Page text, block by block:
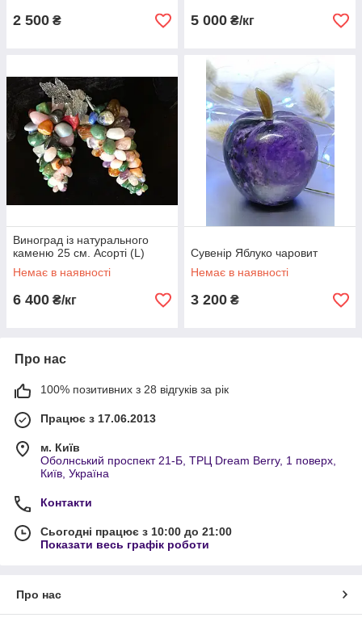
2 500 ₴ 5 000 ₴/кг
Виноград із натурального
каменю 25 см. Асорті (L)
Немає в наявності
6 400 ₴/кг
Сувенір Яблуко чаровит
Немає в наявності
3 200 ₴
Про нас
100% позитивних з 28 відгуків за рік
Працює з 17.06.2013
м. Київ
Оболнський проспект 21-Б, ТРЦ Dream Berry, 1 поверх,
Київ, Україна
Контакти
Сьогодні працює з 10:00 до 21:00
Показати весь графік роботи
Про нас